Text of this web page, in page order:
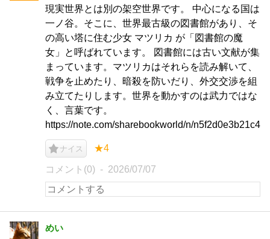
現実世界とは別の架空世界です。 中心になる国は
一ノ谷。そこに、世界最古級の図書館があり、そ
の高い塔に住む少女 マツリカ が「図書館の魔
女」と呼ばれています。 図書館には古い文献が集
まっています。マツリカはそれらを読み解いて、
戦争を止めたり、暗殺を防いだり、外交交渉を組
み立てたりします。世界を動かすのは武力ではな
く、言葉です。
https://note.com/sharebookworld/n/n5f2d0e3b21c4
ナイス ★4
コメント(0) 2026/07/07
めい